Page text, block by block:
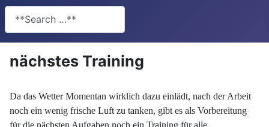
**Search**
nächstes Training
Da das Wetter Momentan wirklich dazu einlädt, nach der Arbeit
noch ein wenig frische Luft zu tanken, gibt es als Vorbereitung
für die nächsten Aufgaben noch ein Training für alle.